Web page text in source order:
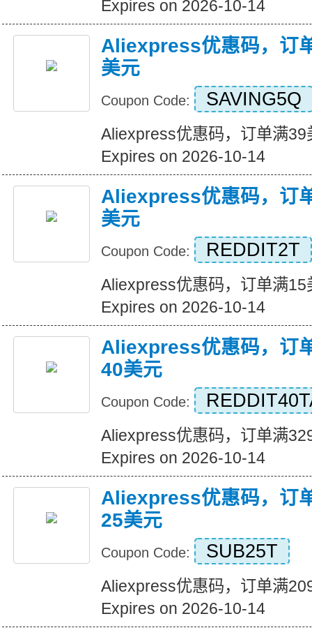
Expires on 2026-10-14
Aliexpress优惠码，订
美元
Coupon Code: SAVING5Q
Aliexpress优惠码，订单满39
Expires on 2026-10-14
Aliexpress优惠码，订
美元
Coupon Code: REDDIT2T
Aliexpress优惠码，订单满15
Expires on 2026-10-14
Aliexpress优惠码，订
40美元
Coupon Code:
Aliexpress优惠码，订单满
Expires on 2026-10-14
Aliexpress优惠码，订
25美元
Coupon Code: SUB25T
Aliexpress优惠码，订单满
Expires on 2026-10-14